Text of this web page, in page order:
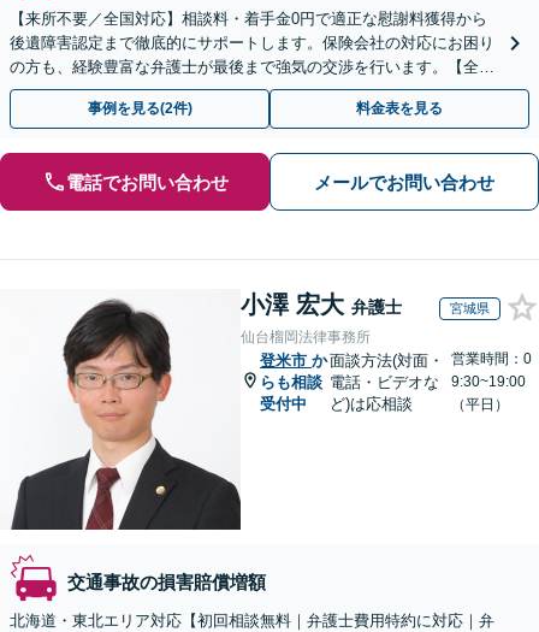
【来所不要／全国対応】相談料・着手金0円で適正な慰謝料獲得から
後遺障害認定まで徹底的にサポートします。保険会社の対応にお困り
の方も、経験豊富な弁護士が最後まで強気の交渉を行います。【全国
13拠点】お気軽にご相談ください。
事例を見る(2件) 料金表を見る
電話でお問い合わせ メールでお問い合わせ
小澤 宏大 弁護士 宮城県
仙台榴岡法律事務所
登米市 か
らも相談
受付中
面談方法(対面・
電話・ビデオな
ど)は応相談
営業時間：0
9:30~19:00
（平日）
交通事故の損害賠償増額
北海道・東北エリア対応【初回相談無料｜弁護士費用特約に対応｜弁